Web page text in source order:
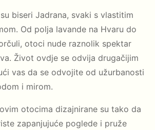
biseri Jadrana, svaki s vlastitim
Od polja lavande na Hvaru do
otoci nude raznolik spektar
Život ovdje se odvija drugačijim
vas da se odvojite od užurbanosti
i mirom.
otocima dizajnirane su tako da
zapanjujuće poglede i pruže